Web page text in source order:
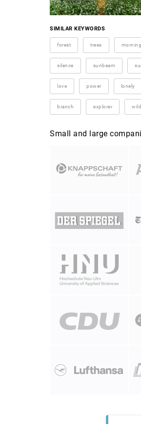
SIMILAR KEYWORDS
forest trees morning
silence sunbeam
love power lonely
branch explorer
Small and large